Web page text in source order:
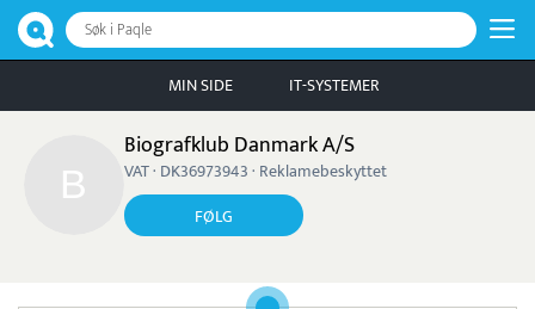
Søk i Paqle
MIN SIDE IT-SYSTEMER
Biografklub Danmark A/S
VAT · DK36973943 · Reklamebeskyttet
FØLG